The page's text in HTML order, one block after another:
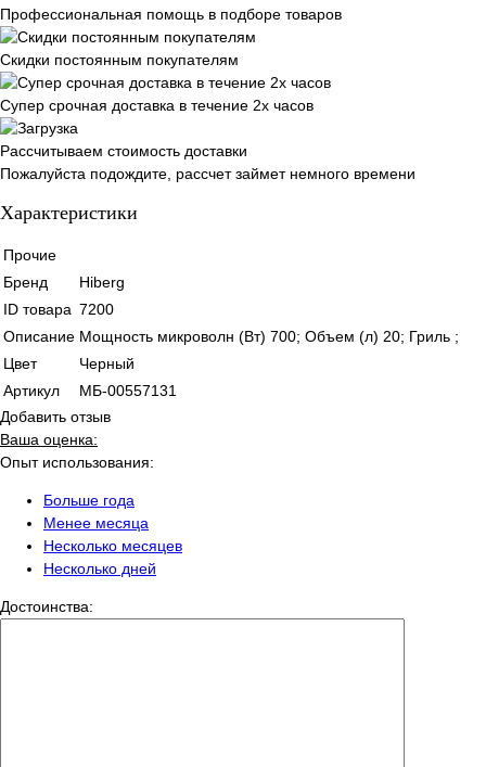
Профессиональная помощь в подборе товаров
Скидки постоянным покупателям
Супер срочная доставка в течение 2х часов
Рассчитываем стоимость доставки
Пожалуйста подождите, рассчет займет немного времени
Характеристики
Прочие
Бренд
Hiberg
ID товара 7200
Описание Мощность микроволн (Вт) 700; Объем (л) 20; Гриль ;
Цвет
Черный
Артикул
МБ-00557131
Добавить отзыв
Ваша оценка:
Опыт использования:
Больше года
Менее месяца
Несколько месяцев
Несколько дней
Достоинства: